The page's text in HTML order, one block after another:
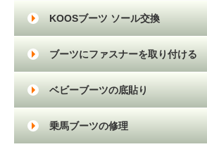
KOOSブーツ ソール交換
ブーツにファスナーを取り付ける
ベビーブーツの底貼り
乗馬ブーツの修理